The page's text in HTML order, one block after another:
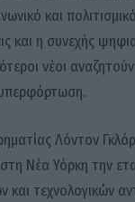
και
και η συνεχής
νέοι
Λόντον
Νέα Υόρκη την
και τεχνολογικών